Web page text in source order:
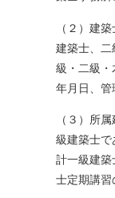
（２） 建築
建築士、二
級・二級・
年月日、管
（３）所
級建築士で
計一級建築
士定期講習